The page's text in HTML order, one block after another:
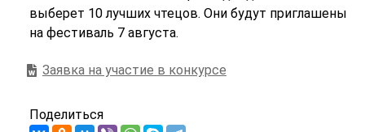
выберет 10 лучших чтецов. Они будут приглашены
на фестиваль 7 августа.
Заявка на участие в конкурсе
Поделиться